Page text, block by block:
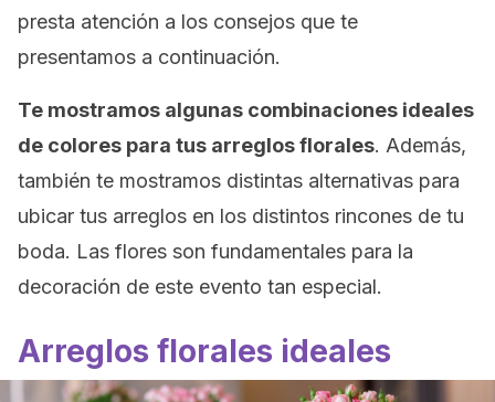
presta atención a los consejos que te
presentamos a continuación.
Te mostramos algunas combinaciones ideales
de colores para tus arreglos florales. Además,
también te mostramos distintas alternativas para
ubicar tus arreglos en los distintos rincones de tu
boda. Las flores son fundamentales para la
decoración de este evento tan especial.
Arreglos florales ideales